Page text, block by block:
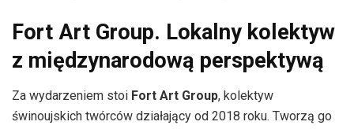
Fort Art Group. Lokalny kolektyw
z międzynarodową perspektywą
Za wydarzeniem stoi Fort Art Group, kolektyw
świnoujskich twórców działający od 2018 roku. Tworzą go